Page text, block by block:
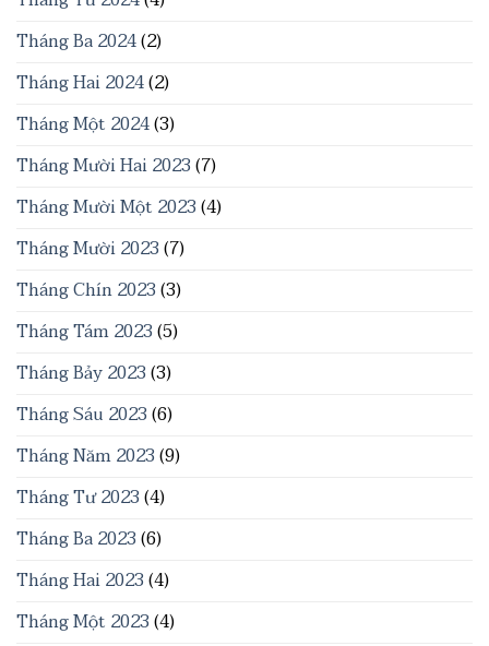
Tháng Ba 2024(2)
Tháng Hai 2024(2)
Tháng Một 2024(3)
Tháng Mười Hai 2023(7)
Tháng Mười Một 2023(4)
Tháng Mười 2023(7)
Tháng Chín 2023(3)
Tháng Tám 2023(5)
Tháng Bảy 2023(3)
Tháng Sáu 2023(6)
Tháng Năm 2023(9)
Tháng Tư 2023(4)
Tháng Ba 2023(6)
Tháng Hai 2023(4)
Tháng Một 2023(4)